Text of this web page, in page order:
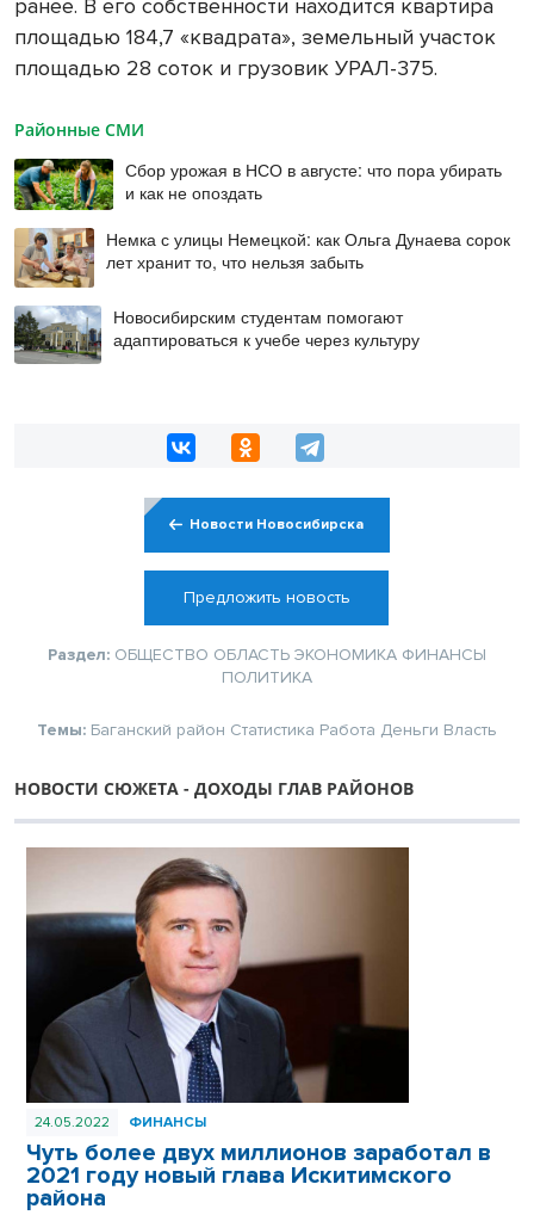
ранее. В его собственности находится квартира
площадью 184,7 «квадрата», земельный участок
площадью 28 соток и грузовик УРАЛ-375.
Районные СМИ
Сбор урожая в НСО в августе: что пора убирать
и как не опоздать
Немка с улицы Немецкой: как Ольга Дунаева сорок
лет хранит то, что нельзя забыть
Новосибирским студентам помогают
адаптироваться к учебе через культуру
Новости Новосибирска
Предложить новость
Раздел: ОБЩЕСТВО ОБЛАСТЬ ЭКОНОМИКА ФИНАНСЫ
ПОЛИТИКА
Темы: Баганский район Статистика Работа Деньги Власть
НОВОСТИ СЮЖЕТА - ДОХОДЫ ГЛАВ РАЙОНОВ
24.05.2022 ФИНАНСЫ
Чуть более двух миллионов заработал в
2021 году новый глава Искитимского
района